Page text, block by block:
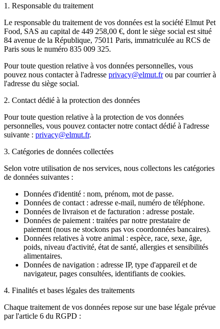
1. Responsable du traitement
Le responsable du traitement de vos données est la société Elmut Pet
Food, SAS au capital de 449 258,00 €, dont le siège social est situé
84 avenue de la République, 75011 Paris, immatriculée au RCS de
Paris sous le numéro 835 009 325.
Pour toute question relative à vos données personnelles, vous
pouvez nous contacter à l'adresse privacy@elmut.frou par courrier à
l'adresse du siège social.
2. Contact dédié à la protection des données
Pour toute question relative à la protection de vos données
personnelles, vous pouvez contacter notre contact dédié à l'adresse
suivante : privacy@elmut.fr.
3. Catégories de données collectées
Selon votre utilisation de nos services, nous collectons les catégories
de données suivantes :
Données d'identité : nom, prénom, mot de passe.
Données de contact : adresse e-mail, numéro de téléphone.
Données de livraison et de facturation : adresse postale.
Données de paiement : traitées par notre prestataire de
paiement (nous ne stockons pas vos coordonnées bancaires).
Données relatives à votre animal : espèce, race, sexe, âge,
poids, niveau d'activité, état de santé, allergies et sensibilités
alimentaires.
Données de navigation : adresse IP, type d'appareil et de
navigateur, pages consultées, identifiants de cookies.
4. Finalités et bases légales des traitements
Chaque traitement de vos données repose sur une base légale prévue
par l'article 6 du RGPD :